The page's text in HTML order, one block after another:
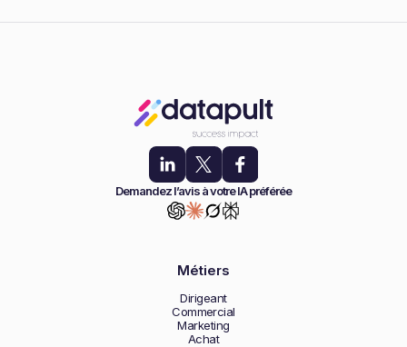
Demandez l’avis à votre IA préférée
Métiers
Dirigeant
Commercial
Marketing
Achat